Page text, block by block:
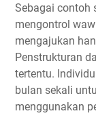
Sebagai contoh
mengontrol
mengajukan
Penstrukturan
tertentu.
bulan sekali
menggunakan